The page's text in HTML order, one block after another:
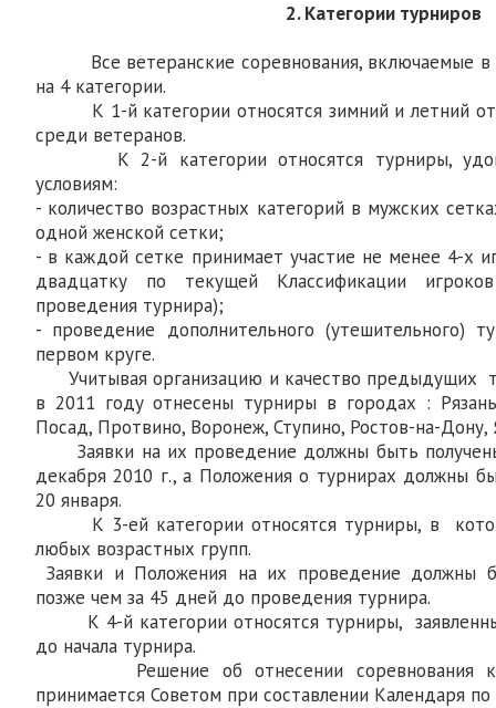
2. Категории турниров
Все ветеранские соревнования, включаемые в
на 4 категории.
К 1-й категории относятся зимний и летний
среди ветеранов.
К 2-й категории относятся турниры,
условиям:
- количество возрастных категорий в мужских
одной женской сетки;
- в каждой сетке принимает участие не менее 4-х
двадцатку по текущей Классификации
проведения турнира);
- проведение дополнительного (утешительного)
первом круге.
Учитывая организацию и качество предыдущих
в 2011 году отнесены турниры в городах :
Посад, Протвино, Воронеж, Ступино, Ростов-на-Дону,
Заявки на их проведение должны быть
декабря 2010 г., а Положения о турнирах должны
20 января.
К 3-ей категории относятся турниры, в
любых возрастных групп.
Заявки и Положения на их проведение должны
позже чем за 45 дней до проведения турнира.
К 4-й категории относятся турниры,
до начала турнира.
Решение об отнесении соревнования к
принимается Советом при составлении Календаря